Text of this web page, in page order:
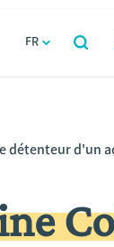
FR
OUVERT
détenteur d'un